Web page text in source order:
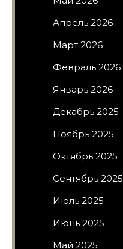
Апрель 2026
Март 2026
Февраль 2026
Январь 2026
Декабрь 2025
Ноябрь 2025
Октябрь 2025
Сентябрь 2025
Июль 2025
Июнь 2025
Май 2025